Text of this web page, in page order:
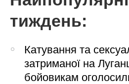
тиждень:
Катування та
затриманої на
бойовикам